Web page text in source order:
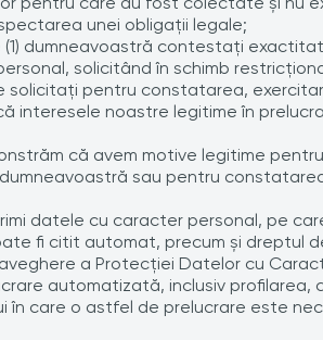
unei obligaţii legale;
dumneavoastră contestaţi
solicitând în schimb
pentru constatarea,
interesele noastre legitime în
că avem motive legitime
sau pentru
datele cu caracter personal, pe
fi citit automat, precum şi dreptul
a Protecţiei Datelor cu
automatizată, inclusiv
în care o astfel de prelucrare este